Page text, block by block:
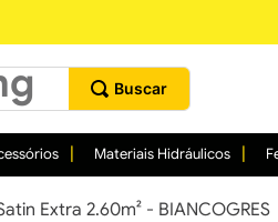
Materiais Hidráulicos
Extra 2.60m² - BIANCOGRES